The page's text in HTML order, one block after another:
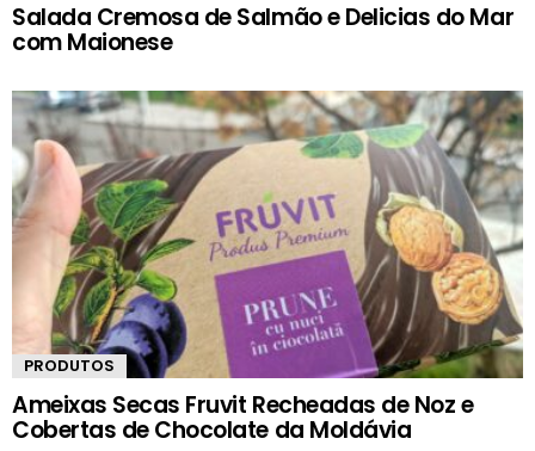
Salada Cremosa de Salmão e Delicias do Mar
com Maionese
PRODUTOS
Ameixas Secas Fruvit Recheadas de Noz e
Cobertas de Chocolate da Moldávia